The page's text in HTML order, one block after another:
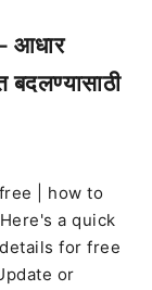
आधार
बदलण्यासाठी
| how to
a quick
for free
or